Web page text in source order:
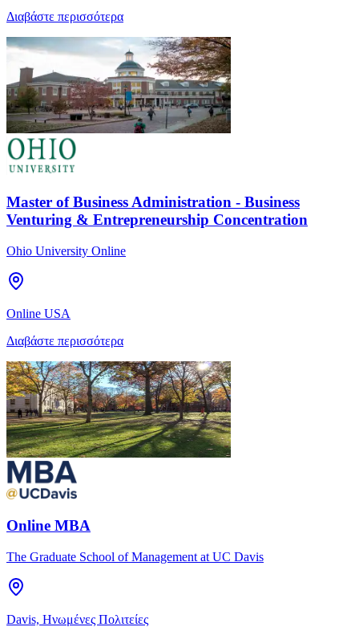
Διαβάστε περισσότερα
Master of Business Administration - Business
Venturing & Entrepreneurship Concentration
Ohio University Online
Online USA
Διαβάστε περισσότερα
Online MBA
The Graduate School of Management at UC Davis
Davis, Ηνωμένες Πολιτείες